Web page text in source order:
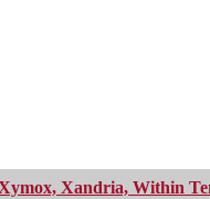
Xandria, Within